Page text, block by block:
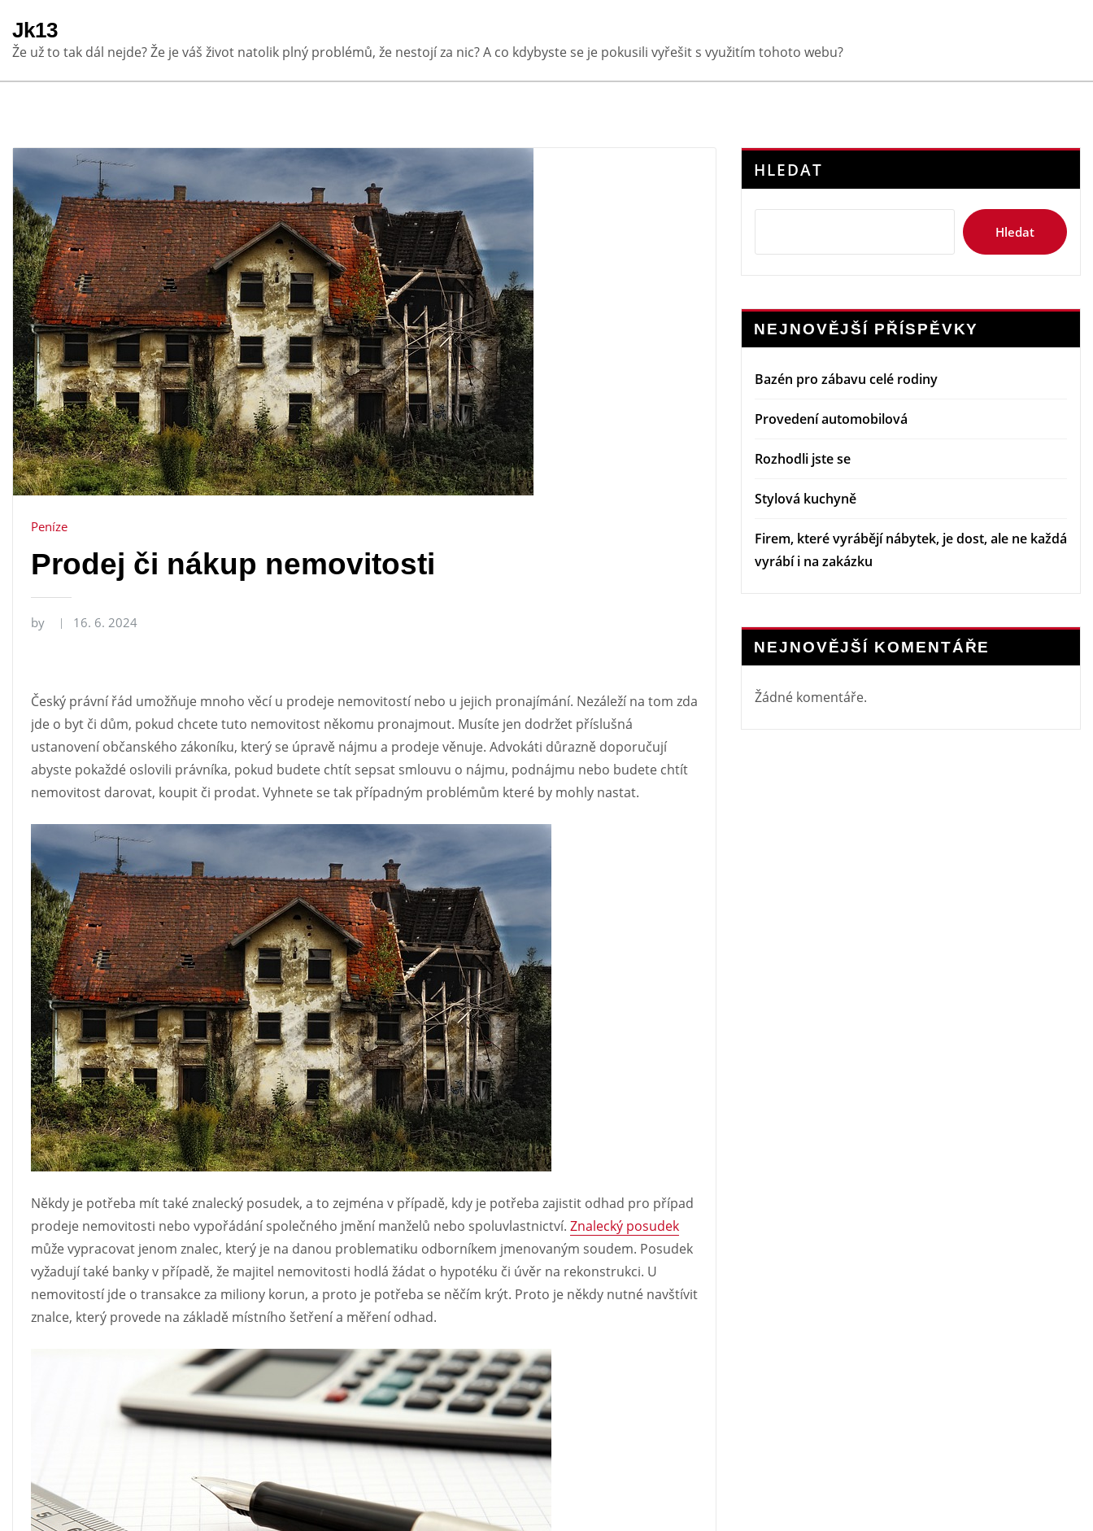
content
Jk13
Že už to tak dál nejde? Že je váš život natolik plný problémů, že nestojí za nic? A co kdybyste se je pokusili vyřešit s využitím tohoto webu?
Peníze
Prodej či nákup nemovitosti
by 16. 6. 2024
Český právní řád umožňuje mnoho věcí u prodeje nemovitostí nebo u jejich pronajímání. Nezáleží na tom zda
jde o byt či dům, pokud chcete tuto nemovitost někomu pronajmout. Musíte jen dodržet příslušná
ustanovení občanského zákoníku, který se úpravě nájmu a prodeje věnuje. Advokáti důrazně doporučují
abyste pokaždé oslovili právníka, pokud budete chtít sepsat smlouvu o nájmu, podnájmu nebo budete chtít
nemovitost darovat, koupit či prodat. Vyhnete se tak případným problémům které by mohly nastat.
Někdy je potřeba mít také znalecký posudek, a to zejména v případě, kdy je potřeba zajistit odhad pro případ
prodeje nemovitosti nebo vypořádání společného jmění manželů nebo spoluvlastnictví. Znalecký posudek
může vypracovat jenom znalec, který je na danou problematiku odborníkem jmenovaným soudem. Posudek
vyžadují také banky v případě, že majitel nemovitosti hodlá žádat o hypotéku či úvěr na rekonstrukci. U
nemovitostí jde o transakce za miliony korun, a proto je potřeba se něčím krýt. Proto je někdy nutné navštívit
znalce, který provede na základě místního šetření a měření odhad.
HLEDAT
Hledat
NEJNOVĚJŠÍ PŘÍSPĚVKY
Bazén pro zábavu celé rodiny
Provedení automobilová
Rozhodli jste se
Stylová kuchyně
Firem, které vyrábějí nábytek, je dost, ale ne každá
vyrábí i na zakázku
NEJNOVĚJŠÍ KOMENTÁŘE
Žádné komentáře.